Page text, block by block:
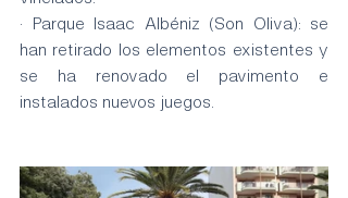
· Parque Isaac Albéniz (Son Oliva): se
han retirado los elementos existentes y
se ha renovado el pavimento e
instalados nuevos juegos.